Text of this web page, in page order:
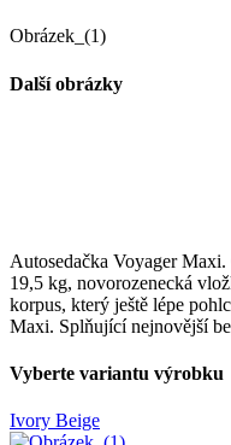
Obrázek_(1)
Další obrázky
Autosedačka Voyager
19,5 kg, novorozenecká
korpus, který ještě lépe
Maxi. Splňující nejnovější
Vyberte variantu výrobku
Ivory Beige